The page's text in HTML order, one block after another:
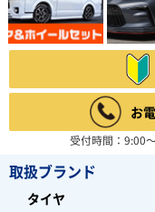
お
受付時間：9:00
取扱ブランド
タイヤ